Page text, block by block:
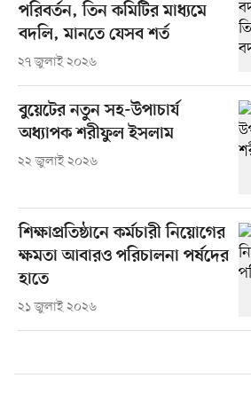
পরিবর্তন, তিন কমিটির মাধ্যমে
বদলি, মানতে যেসব শর্ত
২৭ জুলাই ২০২৬
বুয়েটের নতুন সহ-উপাচার্য
অধ্যাপক শরীফুল ইসলাম
২২ জুলাই ২০২৬
শিক্ষাপ্রতিষ্ঠানে কর্মচারী নিয়োগের
ক্ষমতা আবারও পরিচালনা পর্ষদের
হাতে
২১ জুলাই ২০২৬